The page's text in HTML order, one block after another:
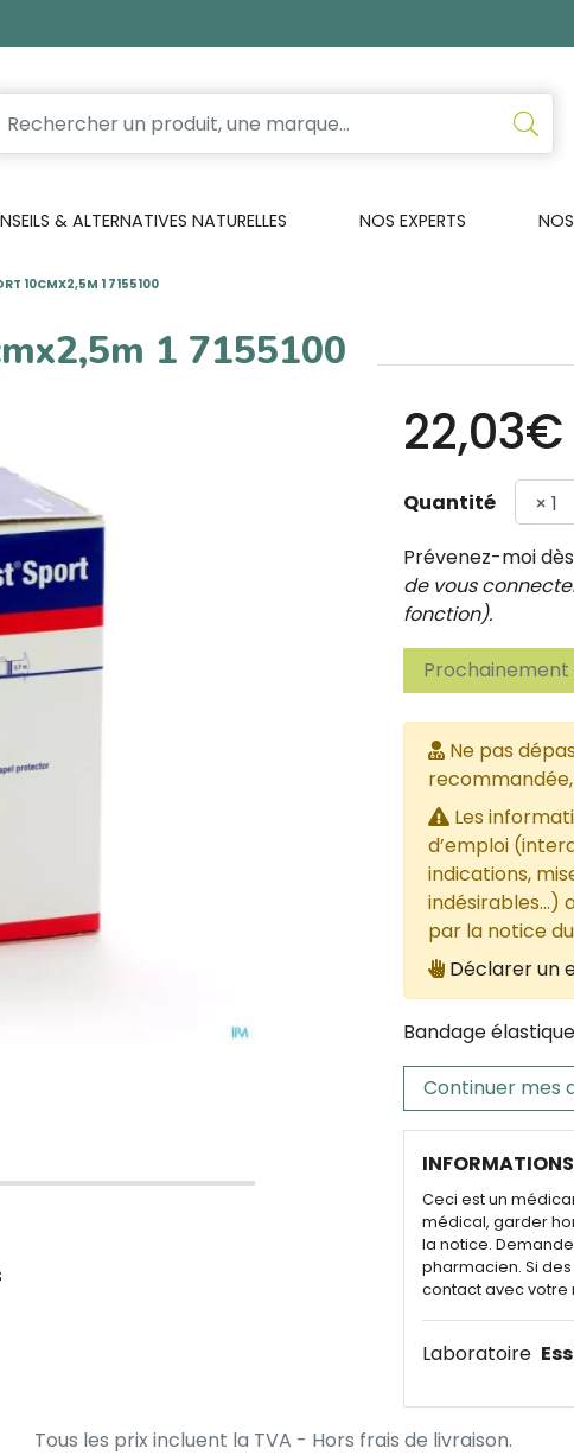
& ALTERNATIVES NATURELLES NOS EXPERTS
10CMX2,5M 1 7155100
1 7155100
22,03€
Quantité
Prévenez-moi
de vous
fonction).
Prochainement
Ne pas
Les
d’emploi
indications,
indésirables...)
par la notice
Déclarer un
Bandage
Continuer mes
INFORMATIONS
Ceci est un
médical, garder
la notice.
pharmacien. Si
contact avec votre
Laboratoire
Tous les prix incluent la TVA - Hors frais de livraison.